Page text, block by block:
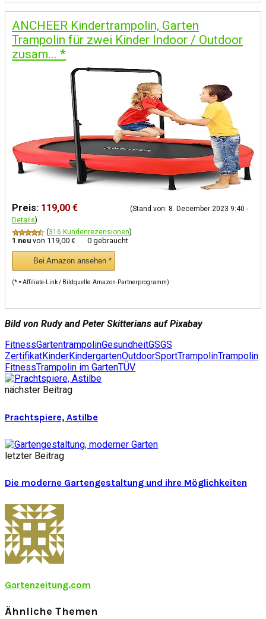
ANCHEER Kindertrampolin, Garten
Trampolin für zwei Kinder Indoor / Outdoor
zusam... *
Preis: 119,00 €
(Stand von: 8. December 2023 9:40 -
Details)
(316 Kundenrezensionen)
1 neu von 119,00 € 0 gebraucht
Bei Amazon ansehen *
(* = Affiliate-Link / Bildquelle: Amazon-Partnerprogramm)
Bild von Rudy and Peter Skitterians auf Pixabay
FitnessGartentrampolinGesundheitGSGS
ZertifikatKinderKindergartenOutdoorSportTrampolinTrampolin
FitnessTrampolin im GartenTÜV
nächster Beitrag
Prachtspiere, Astilbe
letzter Beitrag
Die moderne Gartengestaltung und ihre Möglichkeiten
Gartenzeitung.com
Ähnliche Themen